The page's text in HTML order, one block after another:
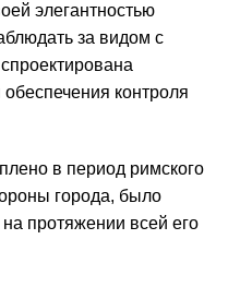
элегантностью
за видом с
контроля
в период римского
города, было
протяжении всей его